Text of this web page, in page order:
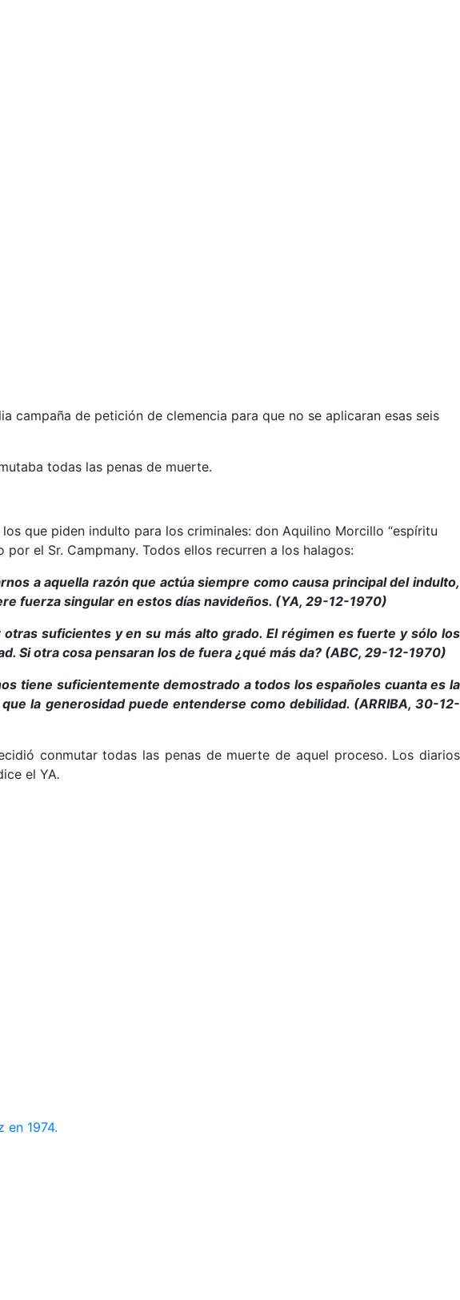
campaña de petición de clemencia para que no se aplicaran esas seis
todas las penas de muerte.
que piden indulto para los criminales: don Aquilino Morcillo “espíritu
el Sr. Campmany. Todos ellos recurren a los halagos:
a aquella razón que actúa siempre como causa principal del indulto,
fuerza singular en estos días navideños. (YA, 29-12-1970)
otras suficientes y en su más alto grado. El régimen es fuerte y sólo los
Si otra cosa pensaran los de fuera ¿qué más da? (ABC, 29-12-1970)
tiene suficientemente demostrado a todos los españoles cuanta es la
la generosidad puede entenderse como debilidad. (ARRIBA, 30-12-
conmutar todas las penas de muerte de aquel proceso. Los diarios
el YA.
en 1974.